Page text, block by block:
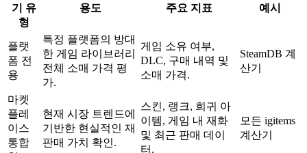
기 유
형
용도 주요 지표 예시
플랫
폼 전
용
특정 플랫폼의 방대
한 게임 라이브러리
전체 소매 가격 평
가.
게임 소유 여부,
DLC, 구매 내역 및
소매 가격.
SteamDB 계
산기
마켓
플레
이스
통합
현재 시장 트렌드에
기반한 현실적인 재
판매 가치 확인.
스킨, 랭크, 희귀 아
이템, 게임 내 재화
및 최근 판매 데이
터.
모든 igitems
계산기